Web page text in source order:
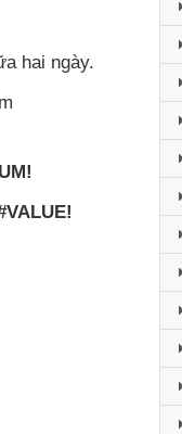
hai ngày.